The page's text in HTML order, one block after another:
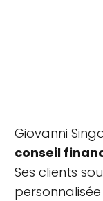
Giovanni
conseil
Ses clients